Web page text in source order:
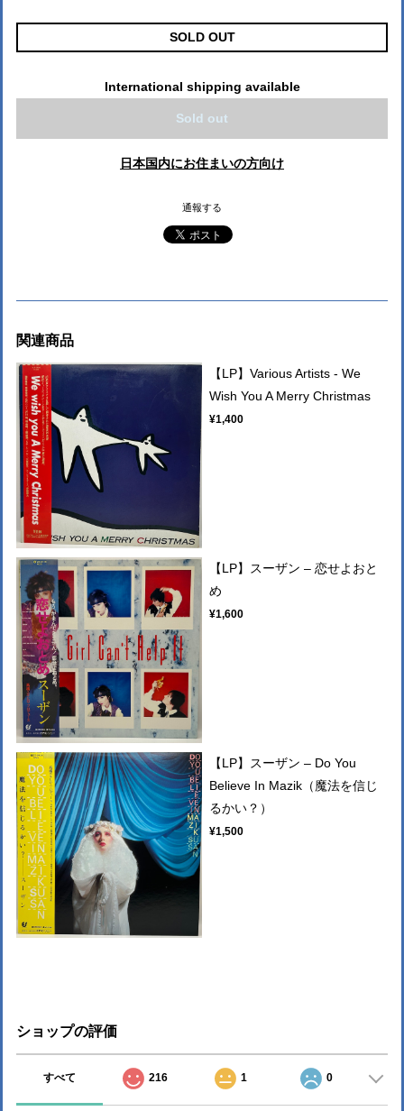
SOLD OUT
International shipping available
Sold out
日本国内にお住まいの方向け
通報する
関連商品
【LP】Various Artists - We
Wish You A Merry Christmas
¥1,400
【LP】スーザン – 恋せよおと
め
¥1,600
【LP】スーザン – Do You
Believe In Mazik（魔法を信じ
るかい？）
¥1,500
ショップの評価
すべて 216 1 0